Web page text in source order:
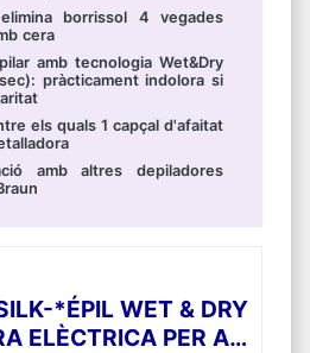
borrissol 4 vegades
cera
amb tecnologia Wet&Dry
pràcticament indolora si
els quals 1 capçal d'afaitat
amb altres depiladores
*ÉPIL WET & DRY
ELÈCTRICA PER A